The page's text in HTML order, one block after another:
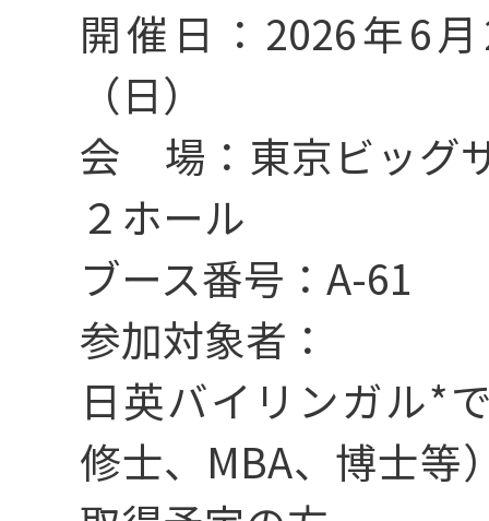
_生産技術
_品質保証・品
_IT推進
開催日：2026年6
（日）
会 場：東京ビッグ
２ホール
ブース番号：A-61
参加対象者：
日英バイリンガル*
修士、MBA、博士等